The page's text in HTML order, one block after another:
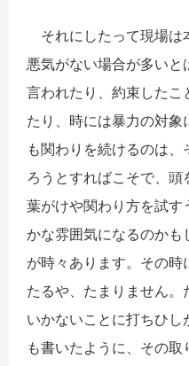
それにしたって現場は
悪気がない場合が多いと
言われたり、約束したこ
たり、時には暴力の対
も関わりを続けるのは
ろうとすればこそで、
葉がけや関わり方を試
かな雰囲気になるのか
が時々あります。その時
たるや、たまりません。
いかないことに打ちひ
も書いたように、その